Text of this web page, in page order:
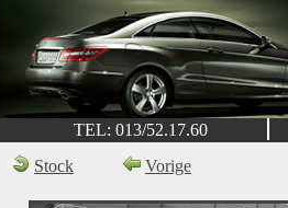
TEL: 013/52.17.60
Stock
Vorige